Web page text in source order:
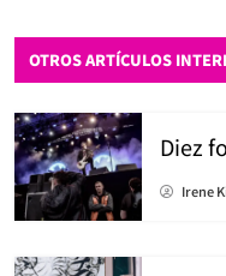
OTROS ARTÍCULOS
Diez
Irene